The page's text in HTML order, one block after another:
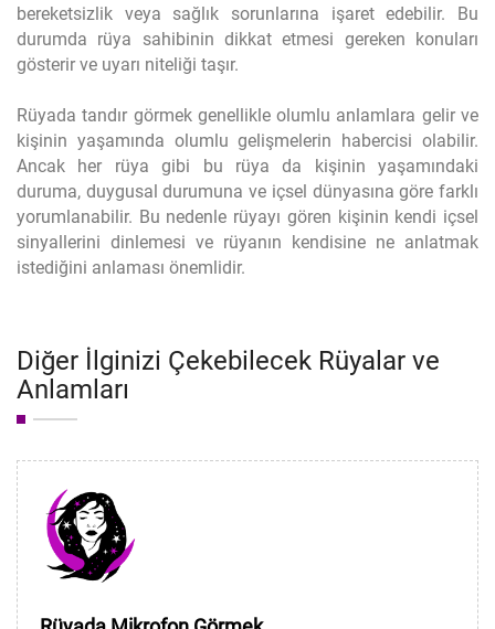
bereketsizlik veya sağlık sorunlarına işaret edebilir. Bu
durumda rüya sahibinin dikkat etmesi gereken konuları
gösterir ve uyarı niteliği taşır.
Rüyada tandır görmek genellikle olumlu anlamlara gelir ve
kişinin yaşamında olumlu gelişmelerin habercisi olabilir.
Ancak her rüya gibi bu rüya da kişinin yaşamındaki
duruma, duygusal durumuna ve içsel dünyasına göre farklı
yorumlanabilir. Bu nedenle rüyayı gören kişinin kendi içsel
sinyallerini dinlemesi ve rüyanın kendisine ne anlatmak
istediğini anlaması önemlidir.
Diğer İlginizi Çekebilecek Rüyalar ve
Anlamları